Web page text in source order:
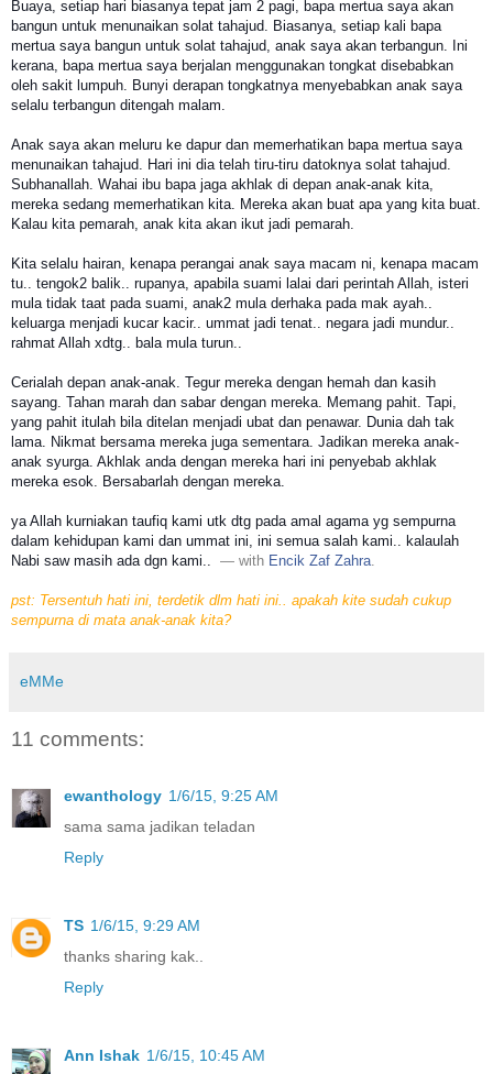
Buaya, setiap hari biasanya tepat jam 2 pagi, bapa mertua saya akan
bangun untuk menunaikan solat tahajud. Biasanya, setiap kali bapa
mertua saya bangun untuk solat tahajud, anak saya akan terbangun. Ini
kerana, bapa mertua saya berjalan menggunakan tongkat disebabkan
oleh sakit lumpuh. Bunyi derapan tongkatnya menyebabkan anak saya
selalu terbangun ditengah malam.
Anak saya akan meluru ke dapur dan memerhatikan bapa mertua saya
menunaikan tahajud. Hari ini dia telah tiru-tiru datoknya solat tahajud.
Subhanallah. Wahai ibu bapa jaga akhlak di depan anak-anak kita,
mereka sedang memerhatikan kita. Mereka akan buat apa yang kita buat.
Kalau kita pemarah, anak kita akan ikut jadi pemarah.
Kita selalu hairan, kenapa perangai anak saya macam ni, kenapa macam
tu.. tengok2 balik.. rupanya, apabila suami lalai dari perintah Allah, isteri
mula tidak taat pada suami, anak2 mula derhaka pada mak ayah..
keluarga menjadi kucar kacir.. ummat jadi tenat.. negara jadi mundur..
rahmat Allah xdtg.. bala mula turun..
Cerialah depan anak-anak. Tegur mereka dengan hemah dan kasih
sayang. Tahan marah dan sabar dengan mereka. Memang pahit. Tapi,
yang pahit itulah bila ditelan menjadi ubat dan penawar. Dunia dah tak
lama. Nikmat bersama mereka juga sementara. Jadikan mereka anak-
anak syurga. Akhlak anda dengan mereka hari ini penyebab akhlak
mereka esok. Bersabarlah dengan mereka.
ya Allah kurniakan taufiq kami utk dtg pada amal agama yg sempurna
dalam kehidupan kami dan ummat ini, ini semua salah kami.. kalaulah
Nabi saw masih ada dgn kami..
— with Encik Zaf Zahra
pst: Tersentuh hati ini, terdetik dlm hati ini.. apakah kite sudah cukup
sempurna di mata anak-anak kita?
eMMe
11 comments:
ewanthology 1/6/15, 9:25 AM
sama sama jadikan teladan
Reply
TS 1/6/15, 9:29 AM
thanks sharing kak..
Reply
Ann Ishak 1/6/15, 10:45 AM